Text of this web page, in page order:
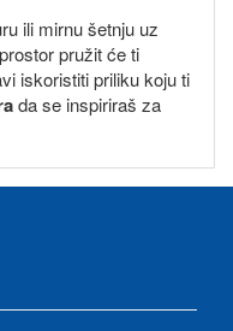
ili mirnu šetnju uz
pružit će ti
iskoristiti priliku koju ti
da se inspiriraš za